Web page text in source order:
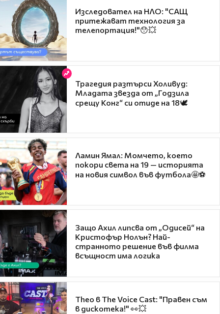
Изследовател на НЛО: "САЩ
притежават технология за
телепортация!"😯💥
Трагедия разтърси Холивуд:
Младата звезда от „Годзила
срещу Конг“ си отиде на 18🕊️
Ламин Ямал: Момчето, което
покори света на 19 — историята
на новия символ във футбола🤩⚽
Защо Ахил липсва от „Одисей“ на
Кристофър Нолън? Най-
странното решение във филма
всъщност има логика
Theo в The Voice Cast: "Правен съм
в дискотека!" 👀💥